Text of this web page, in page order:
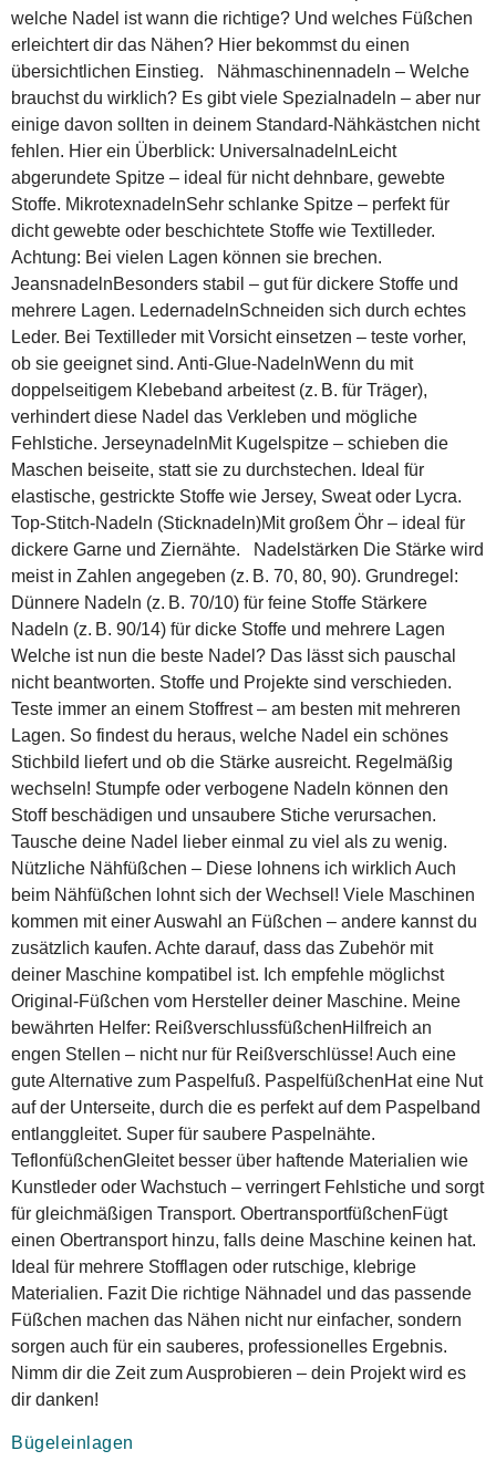
welche Nadel ist wann die richtige? Und welches Füßchen
erleichtert dir das Nähen? Hier bekommst du einen
übersichtlichen Einstieg. Nähmaschinennadeln – Welche
brauchst du wirklich? Es gibt viele Spezialnadeln – aber nur
einige davon sollten in deinem Standard-Nähkästchen nicht
fehlen. Hier ein Überblick: UniversalnadelnLeicht
abgerundete Spitze – ideal für nicht dehnbare, gewebte
Stoffe. MikrotexnadelnSehr schlanke Spitze – perfekt für
dicht gewebte oder beschichtete Stoffe wie Textilleder.
Achtung: Bei vielen Lagen können sie brechen.
JeansnadelnBesonders stabil – gut für dickere Stoffe und
mehrere Lagen. LedernadelnSchneiden sich durch echtes
Leder. Bei Textilleder mit Vorsicht einsetzen – teste vorher,
ob sie geeignet sind. Anti-Glue-NadelnWenn du mit
doppelseitigem Klebeband arbeitest (z. B. für Träger),
verhindert diese Nadel das Verkleben und mögliche
Fehlstiche. JerseynadelnMit Kugelspitze – schieben die
Maschen beiseite, statt sie zu durchstechen. Ideal für
elastische, gestrickte Stoffe wie Jersey, Sweat oder Lycra.
Top-Stitch-Nadeln (Sticknadeln)Mit großem Öhr – ideal für
dickere Garne und Ziernähte. Nadelstärken Die Stärke wird
meist in Zahlen angegeben (z. B. 70, 80, 90). Grundregel:
Dünnere Nadeln (z. B. 70/10) für feine Stoffe Stärkere
Nadeln (z. B. 90/14) für dicke Stoffe und mehrere Lagen
Welche ist nun die beste Nadel? Das lässt sich pauschal
nicht beantworten. Stoffe und Projekte sind verschieden.
Teste immer an einem Stoffrest – am besten mit mehreren
Lagen. So findest du heraus, welche Nadel ein schönes
Stichbild liefert und ob die Stärke ausreicht. Regelmäßig
wechseln! Stumpfe oder verbogene Nadeln können den
Stoff beschädigen und unsaubere Stiche verursachen.
Tausche deine Nadel lieber einmal zu viel als zu wenig.
Nützliche Nähfüßchen – Diese lohnens ich wirklich Auch
beim Nähfüßchen lohnt sich der Wechsel! Viele Maschinen
kommen mit einer Auswahl an Füßchen – andere kannst du
zusätzlich kaufen. Achte darauf, dass das Zubehör mit
deiner Maschine kompatibel ist. Ich empfehle möglichst
Original-Füßchen vom Hersteller deiner Maschine. Meine
bewährten Helfer: ReißverschlussfüßchenHilfreich an
engen Stellen – nicht nur für Reißverschlüsse! Auch eine
gute Alternative zum Paspelfuß. PaspelfüßchenHat eine Nut
auf der Unterseite, durch die es perfekt auf dem Paspelband
entlanggleitet. Super für saubere Paspelnähte.
TeflonfüßchenGleitet besser über haftende Materialien wie
Kunstleder oder Wachstuch – verringert Fehlstiche und sorgt
für gleichmäßigen Transport. ObertransportfüßchenFügt
einen Obertransport hinzu, falls deine Maschine keinen hat.
Ideal für mehrere Stofflagen oder rutschige, klebrige
Materialien. Fazit Die richtige Nähnadel und das passende
Füßchen machen das Nähen nicht nur einfacher, sondern
sorgen auch für ein sauberes, professionelles Ergebnis.
Nimm dir die Zeit zum Ausprobieren – dein Projekt wird es
dir danken!
Bügeleinlagen